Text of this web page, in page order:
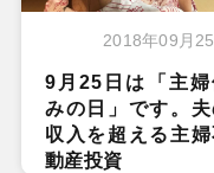
2018年09月
9月25日は「主婦
みの日」です。夫
収入を超える主婦
動産投資